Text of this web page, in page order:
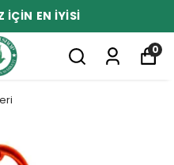
İÇİN EN İYİSİ
0